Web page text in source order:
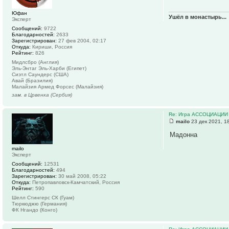
Ушёл в монастырь...
Юфан
Эксперт
Сообщений: 9722
Благодарностей: 2633
Зарегистрирован: 27 фев 2004, 02:17
Откуда: Кириши, Россия
Рейтинг: 826
Мидлсбро (Англия)
Эль-Энтаг Эль-Харби (Египет)
Сиэтл Саундерс (США)
Авай (Бразилия)
Малайзия Армед Форсес (Малайзия)
зам. в Црвенка (Сербия)
Re: Игра АССОЦИАЦИИ
mailo 23 дек 2021,
Мадонна
mailo
Эксперт
Сообщений: 12531
Благодарностей: 494
Зарегистрирован: 30 май 2008, 05:22
Откуда: Петропавловск-Камчатский, Россия
Рейтинг: 590
Шелл Стингерс СК (Гуам)
Тюркюджю (Германия)
ФК Нгандо (Конго)